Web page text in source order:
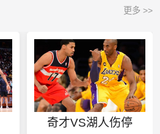
更多 >>
奇才VS湖人伤停